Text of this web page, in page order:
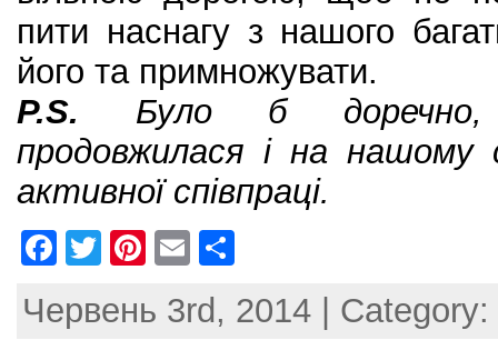
пити наснагу з нашого
його та примножувати.
P.S. Було б доречно,
продовжилася і на нашому
активної співпраці.
F
c
T
itt
Pi
er
E
ai ar
Червень 3rd, 2014 | Category: